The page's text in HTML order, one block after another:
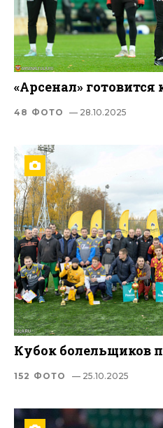
«Арсенал»
48 ФОТО — 28.10.2025
Кубок болельщиков
152 ФОТО — 25.10.2025